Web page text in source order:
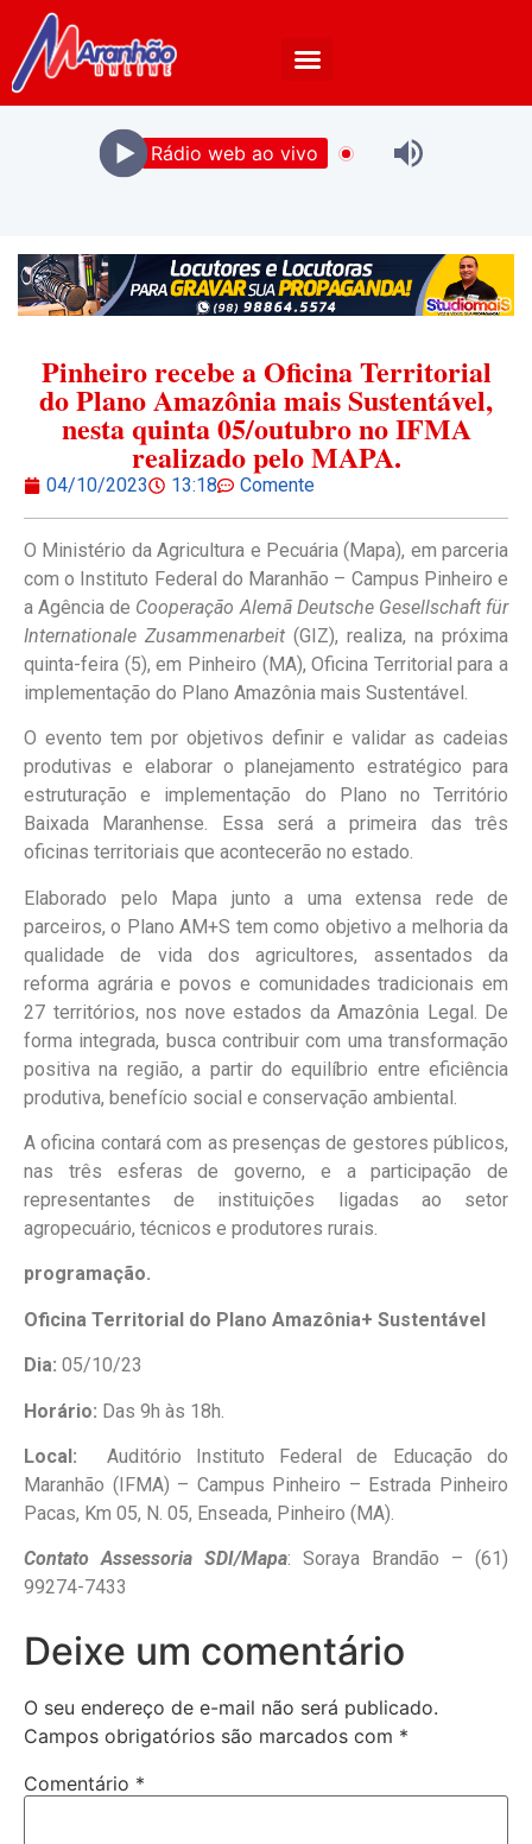
Rádio web ao vivo
Pinheiro recebe a Oficina Territorial
do Plano Amazônia mais Sustentável,
nesta quinta 05/outubro no IFMA
realizado pelo MAPA.
04/10/2023 13:18 Comente
O Ministério da Agricultura e Pecuária (Mapa), em parceria
com o Instituto Federal do Maranhão – Campus Pinheiro e
a Agência de Cooperação Alemã Deutsche Gesellschaft für
Internationale Zusammenarbeit (GIZ), realiza, na próxima
quinta-feira (5), em Pinheiro (MA), Oficina Territorial para a
implementação do Plano Amazônia mais Sustentável.
O evento tem por objetivos definir e validar as cadeias
produtivas e elaborar o planejamento estratégico para
estruturação e implementação do Plano no Território
Baixada Maranhense. Essa será a primeira das três
oficinas territoriais que acontecerão no estado.
Elaborado pelo Mapa junto a uma extensa rede de
parceiros, o Plano AM+S tem como objetivo a melhoria da
qualidade de vida dos agricultores, assentados da
reforma agrária e povos e comunidades tradicionais em
27 territórios, nos nove estados da Amazônia Legal. De
forma integrada, busca contribuir com uma transformação
positiva na região, a partir do equilíbrio entre eficiência
produtiva, benefício social e conservação ambiental.
A oficina contará com as presenças de gestores públicos,
nas três esferas de governo, e a participação de
representantes de instituições ligadas ao setor
agropecuário, técnicos e produtores rurais.
programação.
Oficina Territorial do Plano Amazônia+ Sustentável
Dia: 05/10/23
Horário: Das 9h às 18h.
Local: Auditório Instituto Federal de Educação do
Maranhão (IFMA) – Campus Pinheiro – Estrada Pinheiro
Pacas, Km 05, N. 05, Enseada, Pinheiro (MA).
Contato Assessoria SDI/Mapa: Soraya Brandão – (61)
99274-7433
Deixe um comentário
O seu endereço de e-mail não será publicado.
Campos obrigatórios são marcados com *
Comentário *